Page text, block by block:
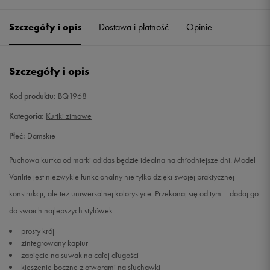
S Powiadom o dostępności
XL Powiadom o dostępności
Szczegóły i opis Dostawa i płatność Opinie
Szczegóły i opis
Kod produktu: BQ1968
Kategoria: Kurtki zimowe
Płeć: Damskie
Puchowa kurtka od marki adidas będzie idealna na chłodniejsze dni. Model
Varilite jest niezwykle funkcjonalny nie tylko dzięki swojej praktycznej
konstrukcji, ale też uniwersalnej kolorystyce. Przekonaj się od tym – dodaj go
do swoich najlepszych stylówek.
prosty krój
zintegrowany kaptur
zapięcie na suwak na całej długości
kieszenie boczne z otworami na słuchawki